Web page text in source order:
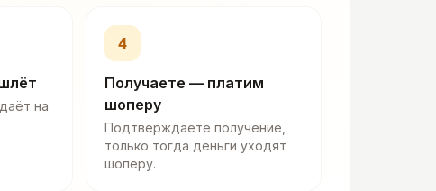
на
4
Получаете — платим
шоперу
Подтверждаете получение,
только тогда деньги уходят
шоперу.